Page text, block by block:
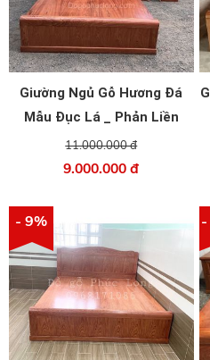
Giường Ngủ Gỗ Hương Đá
Mẫu Đục Lá _ Phản Liền
11.000.000 đ
9.000.000 đ
- 9% -